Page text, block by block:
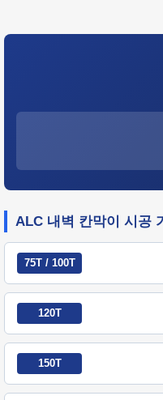
ALC 내벽 칸막이 시공
75T / 100T
120T
150T